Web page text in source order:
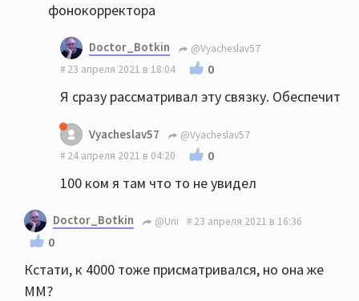
фонокорректора
Doctor_Botkin
@Vyacheslav57
23 апреля 2021 в 18:04
0
Я сразу рассматривал эту связку. Обеспечит
Vyacheslav57
@Vyacheslav57
24 апреля 2021 в 04:20
0
100 ком я там что то не увидел
Doctor_Botkin @Urii 23 апреля 2021 в 16:36
0
Кстати, к 4000 тоже присматривался, но она же
ММ?